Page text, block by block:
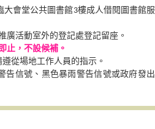
大會堂公共圖書館3樓成人借閱圖書館服
廣活動室外的登記處登記留座。
止，不設候補。
從場地工作人員的指示。
信號、黑色暴雨警告信號或政府發出